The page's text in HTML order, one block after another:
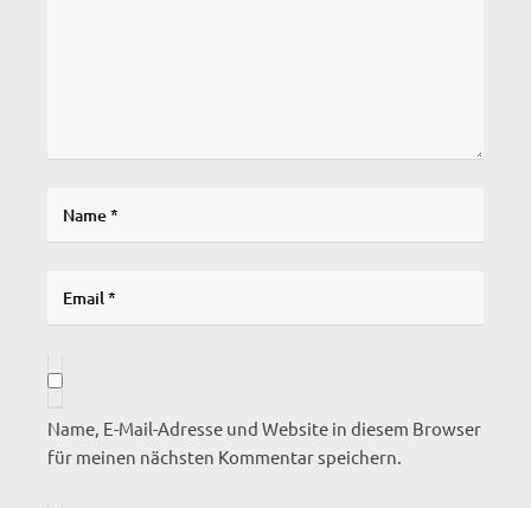
Name, E-Mail-Adresse und Website in diesem Browser
für meinen nächsten Kommentar speichern.